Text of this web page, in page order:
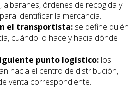
albaranes, órdenes de recogida y
identificar la mercancía.
el transportista: se define quién
cuándo lo hace y hacia dónde
punto logístico: los
hacia el centro de distribución,
venta correspondiente.